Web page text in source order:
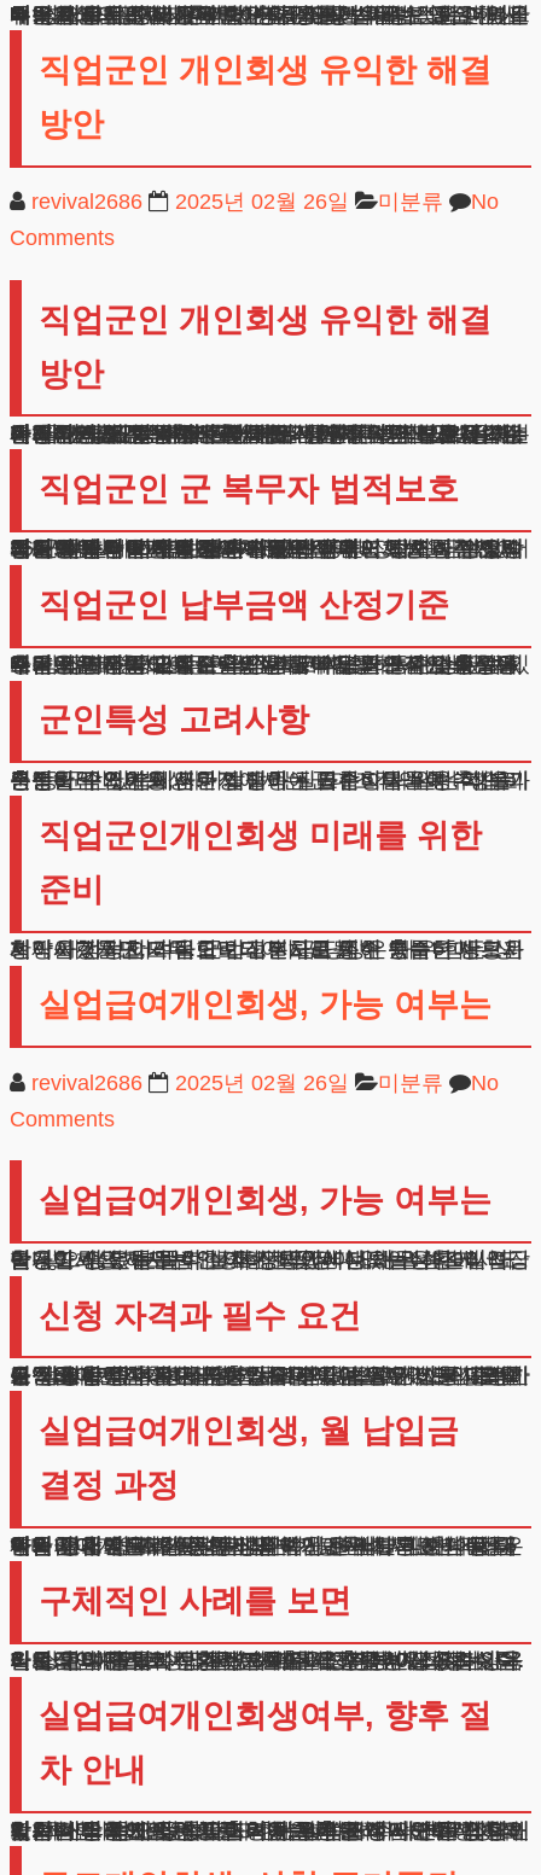
개인회생남편재산평가 신청서 작성 시에는 모든 재산 내역을 빠짐없이 기재해야 합니다.
누락된 항목이 나중에 발견되면 불이익을 받을 수 있으며, 심사 과정에서 추가 소명을 요구받을 수 있습니다.
특히 배우자의 재산 관련 서류를 확보하는 것이 어려울 수 있으므로, 미리 준비하는 것이 좋습니다.
배우자와의 관계가 원만하지 않은 경우라도 필요한 서류는 반드시 준비해야 합니다. 저희 법무법인은 다년간의 경험을 바탕으로 의뢰인의 상황에 가장 적합한 해결책을 제시해드립니다.
직업군인 개인회생 유익한 해결
방안
revival2686 2025년 02월 26일 미분류
No
Comments
직업군인 개인회생 유익한 해결
방안
안녕하세요, 법무법인 테헤란의 민사 담당 변호사입니다. 국가방위를 위해 헌신하시는 분들의 재정문제 해결을 위해 필요한 주요 용어부터 상세히 설명드리겠습니다.
직업군인개인회생 제도에서는 다양한 법적보호 장치가 마련되어 있습니다.
재판부가 채무독촉과 추심행위를 즉시 중단시키는 ‘강제제한명령’, 정해진 기간 성실 상환 후 잔여금액을 완전히 없애주는 ‘부채소멸제도’, 매달 정기적으로 갚아야 할 ‘분납금’, 일상적 삶을 유지하기 위해 필수적으로 인정되는 ‘기본생계비’가 대표적입니다.
이러한 제도는 군 복무를 하면서 재정적 어려움을 겪는 분들의 안정적인 군생활을 돕기 위해 마련되었습니다.
직업군인 군 복무자 법적보호
국토방위 임무 수행중인 직업군인 개인회생 신청자에게는 특별한 법적 보호가 제공됩니다.
공식 절차가 시작되는 순간부터 법원의 강력한 보호체계가 가동되어 모든 채권기관의 연락이 즉시 차단됩니다.
36개월에서 60개월 사이의 기간 동안 정해진 금액만 성실히 납부하시면 잔여채무는 전액 면제받을 수 있습니다.
이러한 과정을 통해 금융거래 제약에서 벗어나 정상적인 군 생활에 전념하실 수 있게 됩니다.
또한 원금감면과 이자면제 등의 혜택도 받으실 수 있어 실질적인 부담경감 효과가 있습니다.
법원의 감독 하에 진행되므로 안정적이고 체계적인 방식으로 문제를 해결하실 수 있습니다.
직업군인 납부금액 산정기준
매달 납입하실 금액은 군인봉급에서 필수적인 생활유지비용을 제외하여 산출됩니다. 직업군인 개인회생의 경우 기본급여 외에도 각종 직무수당과 특수업무수당도 함께 고려되므로, 현실적이고 지속가능한 상환계획 수립이 매우 중요합니다.
주거관련비용, 교통수단이용료, 의료기관진료비 등을 추가로 인정받아 실질적인 납부부담을 크게 낮출 수 있으며, 정해진 기간 동안 성실하게 이행하시면 남은 채무금액은 자동으로 소멸되는 혜택을 받으실 수 있습니다.
군인특성 고려사항
직업군인 개인회생 과정에서는 군대조직의 특수성을 충분히 감안한 세심한 접근이 필요합니다. 일반적인 기본생활비 외에도 근무지 이동에 따른 이사비용, 제복과 군장비 구입비용, 자기개발과 진급준비를 위한 학습비용 등 군인신분에서만 발생하는 특수항목들이 추가로 인정될 수 있습니다.
직업군인개인회생 미래를 위한
준비
현재 재정적 어려움으로 고민하고 계신 분들은 반드시 희망을 가지시기 바랍니다. 지금 당장은 매우 힘든 상황이시겠지만, 적절한 법적절차를 통해 충분히 새로운 시작이 가능합니다. 군인신분으로 인한 특수한 상황과 제약사항들도 모두 고려되어 처리될 수 있습니다.
실업급여개인회생, 가능 여부는
revival2686 2025년 02월 26일 미분류
No
Comments
실업급여개인회생, 가능 여부는
안녕하세요, 법무법인 테헤란입니다. 오늘은 현재 직장을 잃으신 분들을 위한 재기 방안에 대해 말씀드리려 합니다. 많은 분들이 실직 상태에서는 채무 해결이 어렵다고 생각하시는데, 이는 잘못된 생각입니다. 실업급여개인회생 제도는 안정적인 직장이 없는 상황에서도 활용할 수 있는 법적 보호 장치입니다.
신청 자격과 필수 요건
실업급여개인회생 신청하시려면 기초적인 소득 증명이 필요합니다. 현재 정부 보조금을 받고 계시거나, 일용직, 아르바이트, 배달 업무 등의 수입이 있으신 분들도 가능합니다.
구직 활동 중이시더라도 정부 지원금으로 기본 생활이 가능하다면 신청하실 수 있습니다. 법원은 신청자의 기본적 생활 여건을 꼼꼼히 살펴봅니다. 주거비, 의료비, 교육비 등 필수적인 지출을 고려하여 실제 납부 가능한 금액을 산정합니다. 부양가족이 있는 경우 이를 고려하여 생계비를 추가로 인정받을 수 있습니다.
실업급여개인회생, 월 납입금
결정 과정
실업급여개인회생 진행되면 법원은 매달 갚아나갈 금액을 정합니다. 이는 현재의 수입에서 기본 생계비를 제외한 금액으로 결정됩니다.
이때 주거 형태, 가족 구성원 수, 교육비, 의료비 등 다양한 요소가 고려됩니다. 납부 기간은 보통 3년에서 5년입니다. 이 기간 동안 성실하게 변제하시면 남은 채무는 면제받을 수 있습니다.
원금의 대부분과 이자는 감면 가능하니 지나친 걱정은 하지 마세요. 매월 정해진 금액만 잘 납부하시면 됩니다.
구체적인 사례를 보면
실업급여개인회생 많은 분들이 새 출발에 성공하셨습니다. 한 예로, 회사 폐업으로 실직하신 40대 의뢰인은 한시적 일자리로 전환하여 채무 조정을 받으셨습니다.
월 소득이 줄었지만, 필수 지출을 인정받아 적정 수준의 상환 계획을 수립하셨습니다. 또 다른 사례로는, 육아로 인해 경력이 단절된 30대 여성분이 계십니다.
파트타임 근무로 전환하면서도 가구 구성원 수와 양육비를 고려한 합리적인 변제 계획을 인정받으셨습니다.
실업급여개인회생여부, 향후 절
차 안내
저희는 의뢰인의 편의를 위해 온라인 상담도 진행하고 있습니다. 현재 상황을 자세히 말씀해 주시면, 가장 적합한 해결 방안을 찾아드리겠습니다.
일시적 실직으로 인한 어려움을 충분히 이해하며, 합리적인 대안을 제시해 드립니다. 실업급여개인회생여부 법무법인 테헤란은 오랜 기간 채무 조정 사건을 담당해 왔습니다.
각각의 상황에 맞는 맞춤형 해결책을 제시하며, 의뢰인의 재기를 돕고 있습니다. 한 분 한 분의 사연을 경청하고, 최선의 방안을 찾아드리는 것이 저희의 책무입니다.